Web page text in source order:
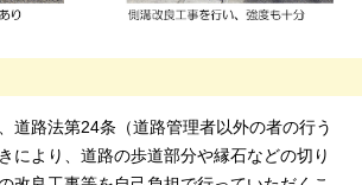
道路法第24条（道路管理者以外の者の行う
により、道路の歩道部分や縁石などの切り